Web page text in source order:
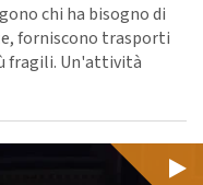
chi ha bisogno di
forniscono trasporti
fragili. Un'attività